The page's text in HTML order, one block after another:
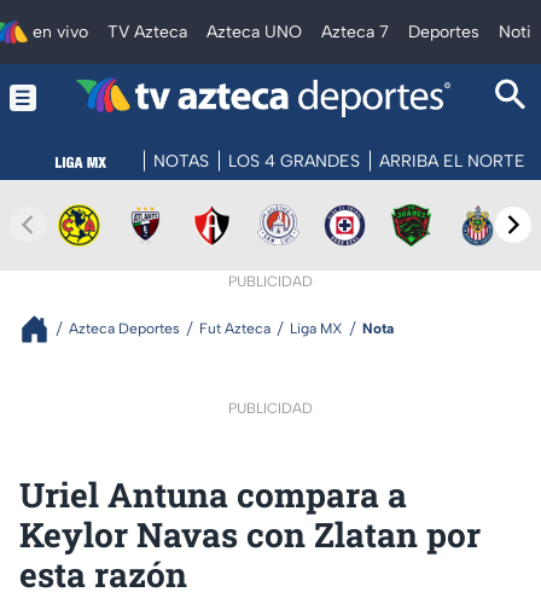
en vivo TV Azteca Azteca UNO Azteca 7 Deportes
NOTAS LOS 4 GRANDES ARRIBA EL NORTE
PUBLICIDAD
Azteca Deportes Fut Azteca Liga MX Nota
PUBLICIDAD
Uriel Antuna compara a
Keylor Navas con Zlatan por
esta razón